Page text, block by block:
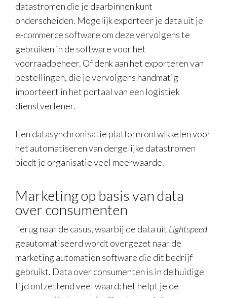
datastromen die je daarbinnen kunt
onderscheiden. Mogelijk exporteer je data uit je
e-commerce software om deze vervolgens te
gebruiken in de software voor het
voorraadbeheer. Of denk aan het exporteren van
bestellingen, die je vervolgens handmatig
importeert in het portaal van een logistiek
dienstverlener.
Een datasynchronisatie platform ontwikkelen voor
het automatiseren van dergelijke datastromen
biedt je organisatie veel meerwaarde.
Marketing op basis van data
over consumenten
Terug naar de casus, waarbij de data uit Lightspeed
geautomatiseerd wordt overgezet naar de
marketing automation software die dit bedrijf
gebruikt. Data over consumenten is in de huidige
tijd ontzettend veel waard; het helpt je de